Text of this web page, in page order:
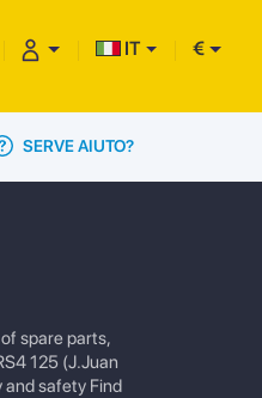
IT €
SERVE AIUTO?
spare parts,
125 (J.Juan
and safety Find